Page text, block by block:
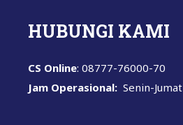
HUBUNGI KAMI
CS Online: 08777-76000-70
Jam Operasional: Senin-Jumat